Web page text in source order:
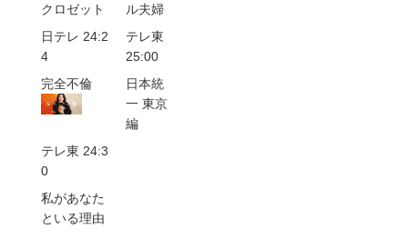
クロゼット
ル夫婦
日テレ 24:2
4
テレ東
25:00
完全不倫
日本統
一 東京
編
テレ東 24:3
0
私があなた
といる理由